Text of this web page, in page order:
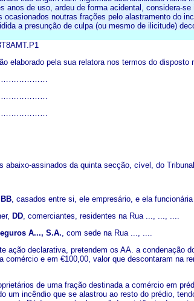
anos de uso, ardeu de forma acidental, considera-
ocasionados noutras frações pelo alastramento do
a presunção de culpa (ou mesmo de ilicitude)
elaborado pela sua relatora nos termos do
abaixo-assinados da quinta secção, cível, do
BB, casados entre si, ele empresário, e ela
DD, comerciantes, residentes na Rua ..., ..., ....
A..., S.A., com sede na Rua ..., ....
ação declarativa, pretendem os AA. a condenação
comércio e em €100,00, valor que descontaram na
de uma fração destinada a comércio em
um incêndio que se alastrou ao resto do prédio,